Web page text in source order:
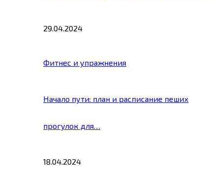
29.04.2024
Фитнес и упражнения
Начало пути: план и расписание пеших
прогулок для…
18.04.2024